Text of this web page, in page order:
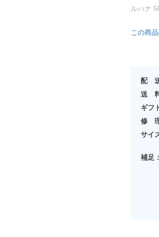
ルハナ
この商
配
送
ギフ
修
サイ
補足：